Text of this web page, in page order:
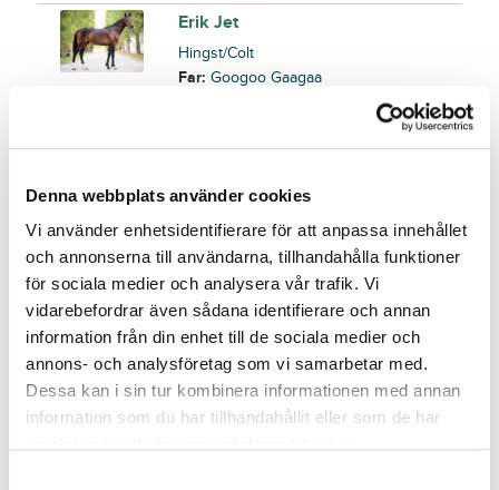
Denna webbplats använder cookies
Vi använder enhetsidentifierare för att anpassa innehållet
och annonserna till användarna, tillhandahålla funktioner
för sociala medier och analysera vår trafik. Vi
vidarebefordrar även sådana identifierare och annan
information från din enhet till de sociala medier och
annons- och analysföretag som vi samarbetar med.
Dessa kan i sin tur kombinera informationen med annan
information som du har tillhandahållit eller som de har
Erik Jet
Hingst/Colt
Far:Googoo Gaagaa
Slutpris:
Festival
Hingst/Colt
Far:
Muscle Hill
Mor:Way Out West
Född:2020-03-05
Slutpris:
1 225 000kr
Lennart Ågren
Fountain of Youth
Sto/Filly